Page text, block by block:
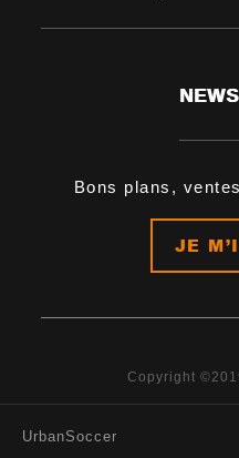
Bons plans,
JE
Copyright
UrbanSoccer